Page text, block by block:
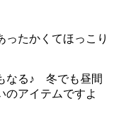
ったかくてほっこり
なる♪ 冬でも昼間
のアイテムですよ